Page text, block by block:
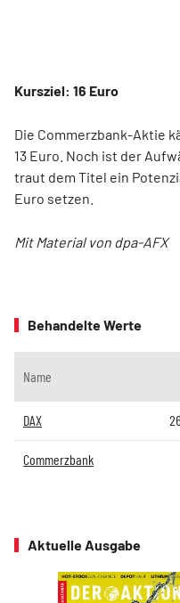
Kursziel: 16 Euro
Die Commerzbank-Aktie
13 Euro. Noch ist der
traut dem Titel ein
Euro setzen.
Mit Material von dpa-AFX
Behandelte Werte
Name
DAX
Commerzbank
Aktuelle Ausgabe